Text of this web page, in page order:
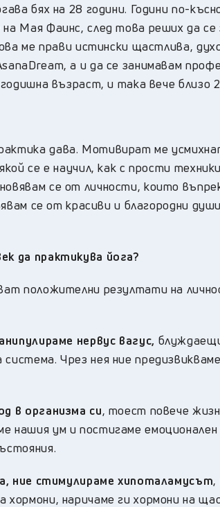
бях на 28 години. Години по-
Мая Фаинс, след това реших да се
ме прави истински щастлива,
а и да се занимавам
възраст, и така вече близо
дава. Мотивират ме
се е научил, как с прости
се от личности, които
се от красиви и благородни
да практикува йога?
положителни резултати на
нервус вагус,
Чрез нея ние
в организма си, тоест повече
нашия ум и постигаме
ние стимулираме хипоталамусът,
хормони, наричаме ги хормони на